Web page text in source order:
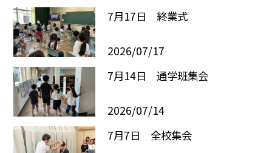
7月17日 終業式
2026/07/17
7月14日 通学班集会
2026/07/14
7月7日 全校集会